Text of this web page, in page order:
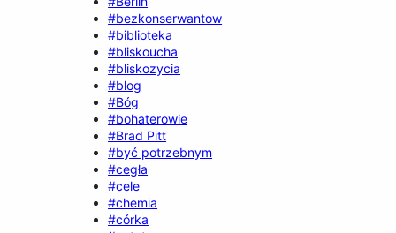
#bezkonserwantow
#biblioteka
#bliskoucha
#bliskozycia
#blog
#Bóg
#bohaterowie
#Brad Pitt
#być potrzebnym
#cegła
#cele
#chemia
#córka